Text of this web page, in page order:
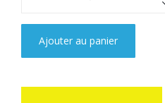
Ajouter au panier